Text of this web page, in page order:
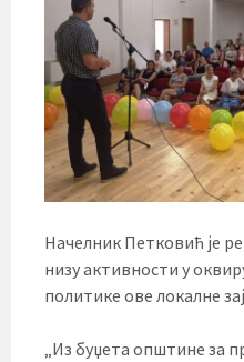
Начелник Петковић је
низу активности у
политике ове локалне
„Из буџета општине за